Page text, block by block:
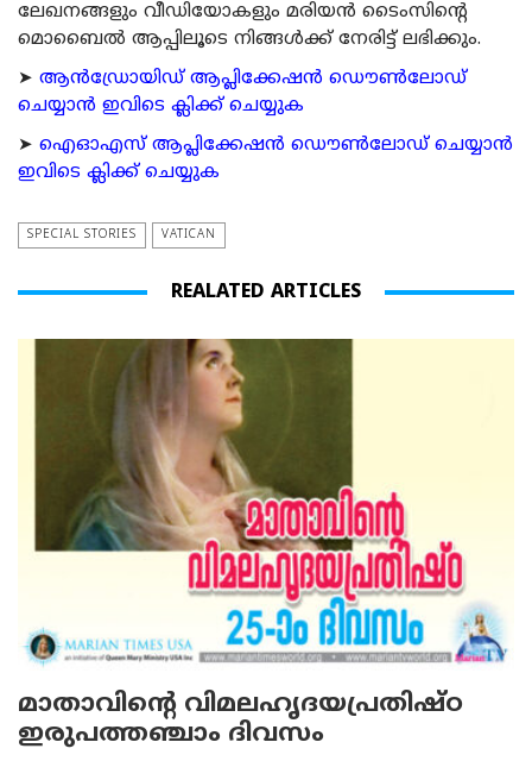
ലേഖനങ്ങളും വീഡിയോകളും മരിയന്‍ ടൈംസിന്റെ
മൊബൈല്‍ ആപ്പിലൂടെ നിങ്ങള്‍ക്ക് നേരിട്ട് ലഭിക്കും.
➤ ആന്‍ഡ്രോയിഡ് ആപ്ലിക്കേഷന്‍ ഡൌണ്‍ലോഡ്
ചെയ്യാന്‍ ഇവിടെ ക്ലിക്ക് ചെയ്യുക
➤ ഐഓഎസ് ആപ്ലിക്കേഷന്‍ ഡൌണ്‍ലോഡ് ചെയ്യാന്‍
ഇവിടെ ക്ലിക്ക് ചെയ്യുക
SPECIAL STORIES VATICAN
REALATED ARTICLES
മാതാവിന്റെ വിമലഹൃദയപ്രതിഷ്ഠ
ഇരുപത്തഞ്ചാം ദിവസം